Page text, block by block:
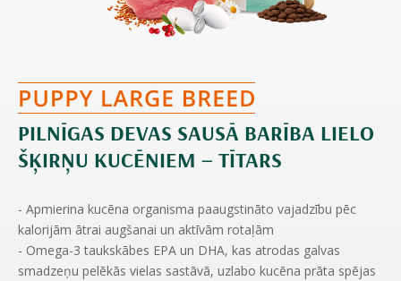
PILNĪGAS DEVAS SAUSĀ BARĪBA LIELO
ŠĶIRŅU KUCĒNIEM – TĪTARS
- Apmierina kucēna organisma paaugstināto vajadzību pēc
kalorijām ātrai augšanai un aktīvām rotaļām
- Omega-3 taukskābes EPA un DHA, kas atrodas galvas
smadzeņu pelēkās vielas sastāvā, uzlabo kucēna prāta spējas